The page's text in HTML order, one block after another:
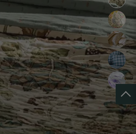
DE
AT
CH